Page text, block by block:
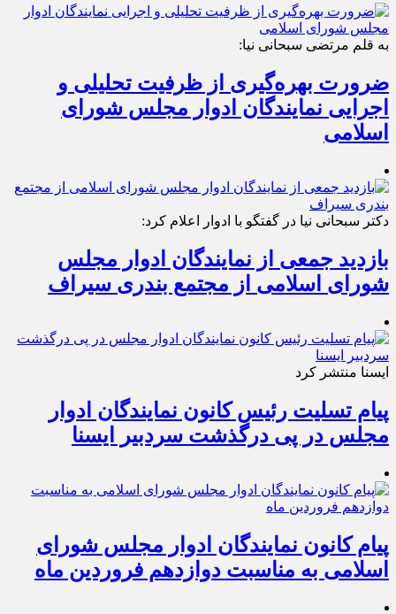
به قلم مرتضی سبحانی نیا:
ضرورت بهره‌گیری از ظرفیت تحلیلی و
اجرایی نمایندگان ادوار مجلس شورای
اسلامی
دکتر سبحانی نیا در گفتگو با ادوار اعلام کرد:
بازدید جمعی از نمایندگان ادوار مجلس
شورای اسلامی از مجتمع بندری سیراف
ایسنا منتشر کرد
پیام تسلیت رئیس کانون نمایندگان ادوار
مجلس در پی درگذشت سردبیر ایسنا
پیام کانون نمایندگان ادوار مجلس شورای
اسلامی به مناسبت دوازدهم فروردین ماه